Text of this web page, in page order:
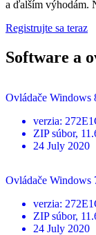
a ďalším výhodám.
Registrujte sa teraz
Software a
Ovládače Windows
verzia:
ZIP súbor,
24 July 2020
Ovládače Windows
verzia:
ZIP súbor,
24 July 2020